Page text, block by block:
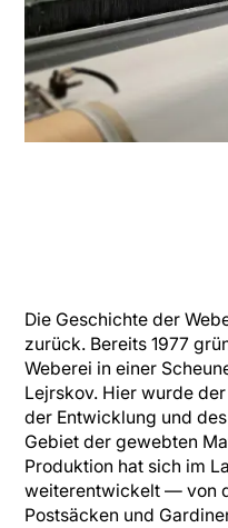
Die Geschichte der
zurück. Bereits 1977
Weberei in einer
Lejrskov. Hier wurde
der Entwicklung und
Gebiet der gewebten
Produktion hat sich im
weiterentwickelt — von
Postsäcken und